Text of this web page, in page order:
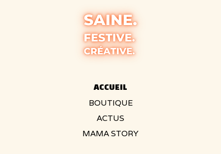
ACCUEIL
BOUTIQUE
ACTUS
MAMA STORY